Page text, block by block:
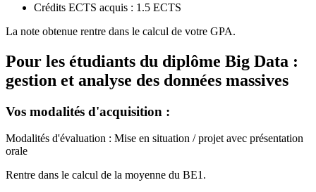
Crédits ECTS acquis : 1.5 ECTS
La note obtenue rentre dans le calcul de votre GPA.
Pour les étudiants du diplôme Big Data :
gestion et analyse des données massives
Vos modalités d'acquisition :
Modalités d'évaluation : Mise en situation / projet avec présentation
orale
Rentre dans le calcul de la moyenne du BE1.